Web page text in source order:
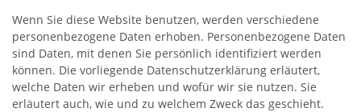
Wenn Sie diese Website benutzen, werden verschiedene
personenbezogene Daten erhoben. Personenbezogene Daten
sind Daten, mit denen Sie persönlich identifiziert werden
können. Die vorliegende Datenschutzerklärung erläutert,
welche Daten wir erheben und wofür wir sie nutzen. Sie
erläutert auch, wie und zu welchem Zweck das geschieht.